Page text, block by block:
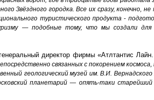
Звёздного городка. Все их сразу, конечно,
туристического продукта -
— подобные тому, что мы создали
директор фирмы «Атлтантис
связанных с покорением космоса,
геологический музей им. В.И.
планетарий — опять-таки старейший